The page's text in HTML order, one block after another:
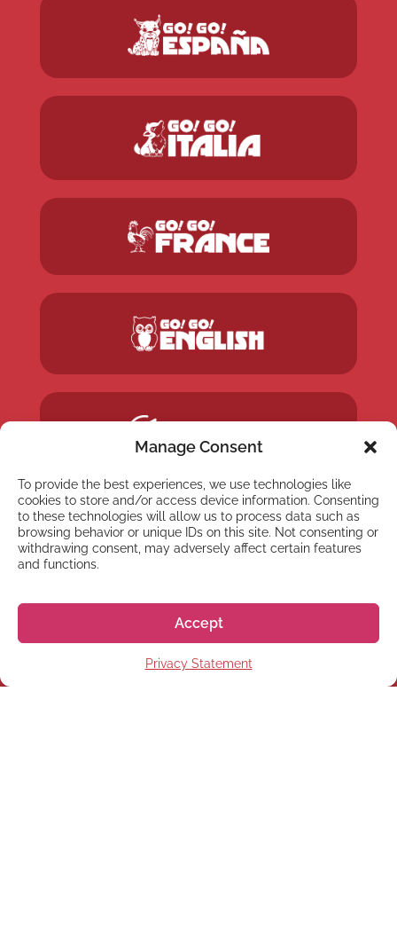
Manage Consent
To provide the best experiences, we use technologies like
cookies to store and/or access device information. Consenting
to these technologies will allow us to process data such as
browsing behavior or unique IDs on this site. Not consenting or
withdrawing consent, may adversely affect certain features
and functions.
Accept
Privacy Statement
NEWSLETTER